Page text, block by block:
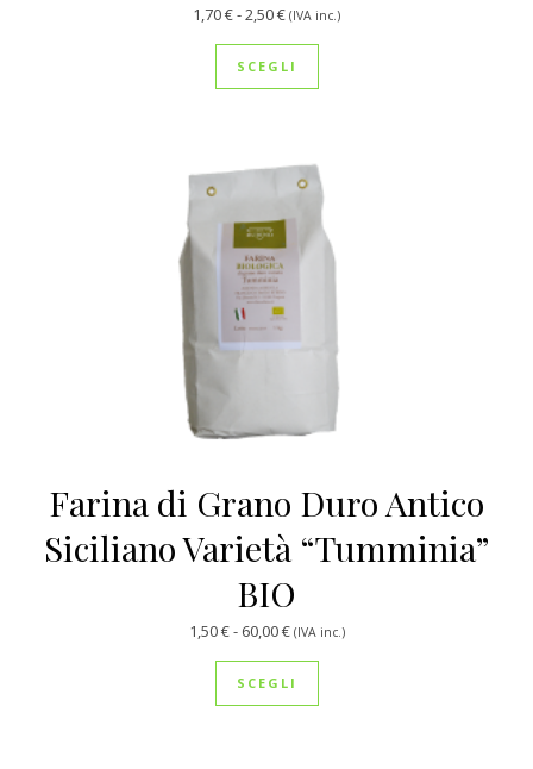
1,70€-2,50€Fascia di prezzo: da 1,70 € a 2,50 €
(IVA inc.)
SCEGLI
Questo prodotto ha più
Farina di Grano Duro Antico
Siciliano Varietà “Tumminia”
BIO
1,50€- 60,00€Fascia di prezzo: da 1,50 € a 60,00
(IVA inc.)
SCEGLI
Questo prodotto ha più